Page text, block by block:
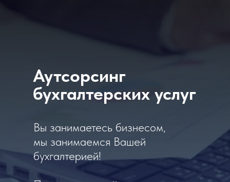
Аутсорсинг
бухгалтерских услуг
Вы занимаетесь бизнесом,
мы занимаемся Вашей
бухгалтерией!